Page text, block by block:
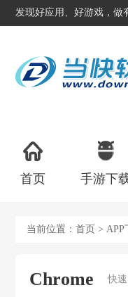
发现好应用、好游戏，做
首页 手游下
当前位置： 首页 > APP
Chrome 快